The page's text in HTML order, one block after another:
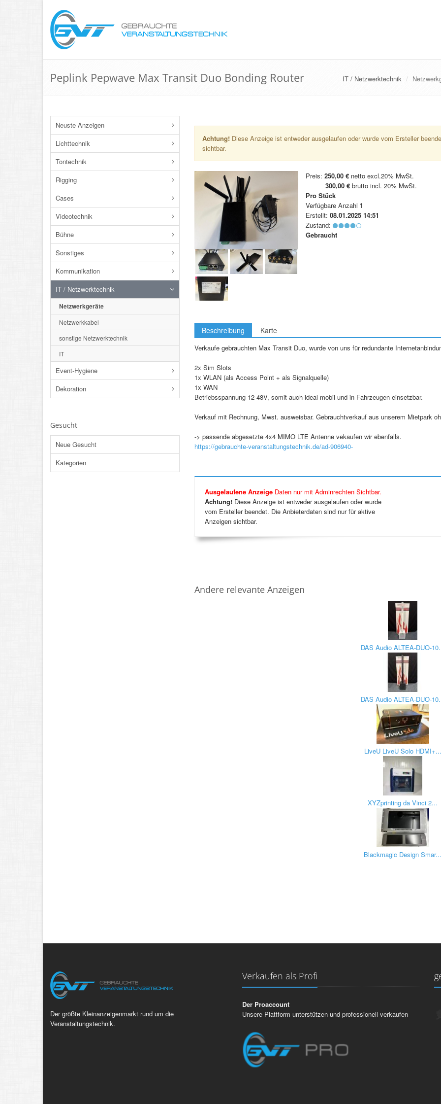
Peplink Pepwave Max Transit Duo Bonding Router IT / Netzwerktechnik
Neuste Anzeigen
Lichttechnik
Tontechnik
Rigging
Cases
Videotechnik
Bühne
Sonstiges
Kommunikation
IT / Netzwerktechnik
Netzwerkgeräte
Netzwerkkabel
sonstige Netzwerktechnik
IT
Event-Hygiene
Dekoration
Gesucht
Neue Gesucht
Kategorien
Achtung!Diese Anzeige ist entweder ausgelaufen oder wurde vom Ersteller
sichtbar.
Preis:250,00 € netto excl.20% MwSt.
300,00 € brutto incl. 20% MwSt.
Pro Stück
Verfügbare Anzahl1
Erstellt:08.01.2025 14:51
Zustand:
Gebraucht
Beschreibung Karte
Verkaufe gebrauchten Max Transit Duo, wurde von uns für redundante
2x Sim Slots
1x WLAN (als Access Point + als Signalquelle)
1x WAN
Betriebsspannung 12-48V, somit auch ideal mobil und in Fahrzeugen einsetzbar.
Verkauf mit Rechnung, Mwst. ausweisbar. Gebrauchtverkauf aus unserem Mietpark
-> passende abgesetzte 4x4 MIMO LTE Antenne vekaufen wir ebenfalls.
https://gebrauchte-veranstaltungstechnik.de/ad-906940-
Ausgelaufene AnzeigeDaten nur mit Adminrechten Sichtbar.
Achtung!Diese Anzeige ist entweder ausgelaufen oder wurde
vom Ersteller beendet. Die Anbieterdaten sind nur für aktive
Anzeigen sichtbar.
Andere relevante Anzeigen
DAS Audio ALTEA-DUO-
DAS Audio ALTEA-DUO-
LiveU LiveU Solo HDMI+...
XYZprinting da Vinci 2...
Blackmagic Design
Der größte Kleinanzeigenmarkt rund um die
Veranstaltungstechnik.
Verkaufen als Profi
Der Proaccount
Unsere Plattform unterstützen und professionell verkaufen